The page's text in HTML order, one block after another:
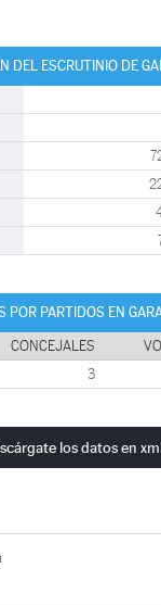
DEL ESCRUTINIO DE
POR PARTIDOS EN
CONCEJALES
3
los datos en